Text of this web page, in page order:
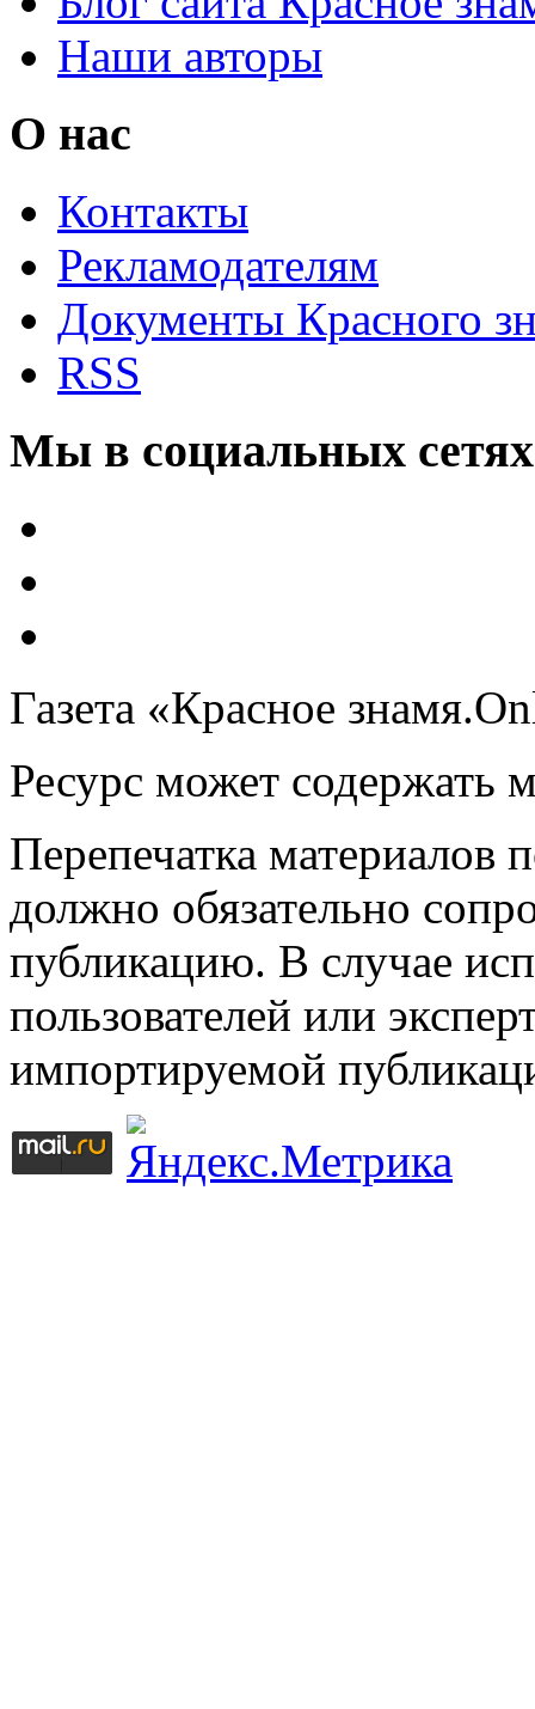
Наши авторы
О нас
Контакты
Рекламодателям
Документы Красного
RSS
Мы в социальных сетях
Газета «Красное
Ресурс может содержать
Перепечатка материалов
должно обязательно
публикацию. В случае
пользователей или
импортируемой